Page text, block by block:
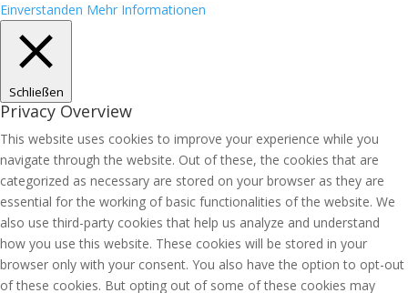
Einverstanden Mehr Informationen
Schließen
Privacy Overview
This website uses cookies to improve your experience while you
navigate through the website. Out of these, the cookies that are
categorized as necessary are stored on your browser as they are
essential for the working of basic functionalities of the website. We
also use third-party cookies that help us analyze and understand
how you use this website. These cookies will be stored in your
browser only with your consent. You also have the option to opt-out
of these cookies. But opting out of some of these cookies may